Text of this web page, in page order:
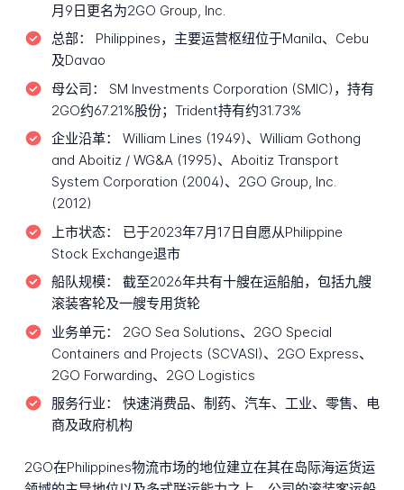
月9日更名为2GO Group, Inc.
总部：
Philippines，主要运营枢纽位于Manila、Cebu
及Davao
母公司：
SM Investments Corporation (SMIC)，持有
2GO约67.21%股份；Trident持有约31.73%
企业沿革：
William Lines (1949)、William Gothong
and Aboitiz / WG&A (1995)、Aboitiz Transport
System Corporation (2004)、2GO Group, Inc.
(2012)
上市状态：
已于2023年7月17日自愿从Philippine
Stock Exchange退市
船队规模：
截至2026年共有十艘在运船舶，包括九艘
滚装客轮及一艘专用货轮
业务单元：
2GO Sea Solutions、2GO Special
Containers and Projects (SCVASI)、2GO Express、
2GO Forwarding、2GO Logistics
服务行业：
快速消费品、制药、汽车、工业、零售、电
商及政府机构
2GO在Philippines物流市场的地位建立在其在岛际海运货运